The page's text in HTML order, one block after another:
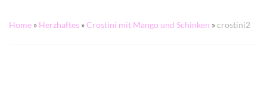
Home » Herzhaftes »Crostini mit Mango und Schinken »crostini2